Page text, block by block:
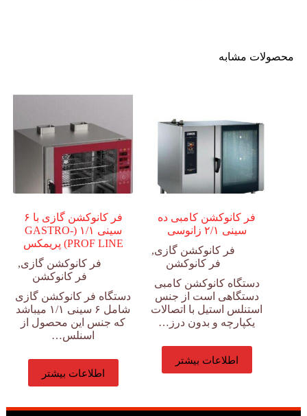
محصولات مشابه
فر کانوکشن کامبی ده
سینی ۲/۱ زانوسی
فر کانوکشن گازی,
فر کانوکشن
دستگاه کانوکشن کامبی
دستگاهی است از جنس
استنلس استیل با اتصالات
یکپارچه و بدون درز…
اطلاعات بیشتر
فر کانوکشن گازی با ۶
سینی ۱/۱ (GASTRO-
PROF LINE) پریمکس
فر کانوکشن گازی,
فر کانوکشن
دستگاه فر کانوکشن گازی
شامل ۶ سینی ۱/۱ میباشد
که جنس این محصول از
اسنلس…
اطلاعات بیشتر